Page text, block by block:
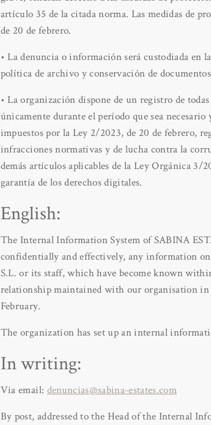
artículo 35 de la citada norma. Las medidas de
de 20 de febrero.
• La denuncia o información será custodiada en
política de archivo y conservación de
• La organización dispone de un registro de
únicamente durante el período que sea
impuestos por la Ley 2/2023, de 20 de febrero,
infracciones normativas y de lucha contra la
demás artículos aplicables de la Ley Orgánica 3/
garantía de los derechos digitales.
English:
The Internal Information System of SABINA
confidentially and effectively, any information
S.L. or its staff, which have become known
relationship maintained with our organisation
February.
The organization has set up an internal
In writing:
Via email: denuncias@sabina-estates.com
By post, addressed to the Head of the Internal